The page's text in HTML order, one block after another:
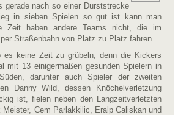
gerade nach so einer Durststrecke
in sieben Spielen so gut ist kann man
Zeit haben andere Teams nicht, die im
Straßenbahn von Platz zu Platz fahren.
es keine Zeit zu grübeln, denn die Kickers
mit 13 einigermaßen gesunden Spielern in
darunter auch Spieler der zweiten
Danny Wild, dessen Knöchelverletzung
ist, fielen neben den Langzeitverletzten
Cem Parlakkilic, Eralp Caliskan und